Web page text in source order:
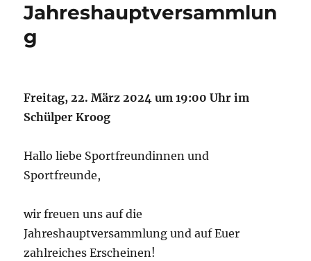
Jahreshauptversammlun
g
Freitag, 22. März 2024 um 19:00 Uhr im
Schülper Kroog
Hallo liebe Sportfreundinnen und
Sportfreunde,
wir freuen uns auf die
Jahreshauptversammlung und auf Euer
zahlreiches Erscheinen!